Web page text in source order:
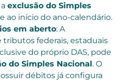
exclusão do Simples
ao início do ano-calendário.
em aberto: A
federais, estaduais
do próprio DAS, pode
do Simples Nacional. O
débitos já configura